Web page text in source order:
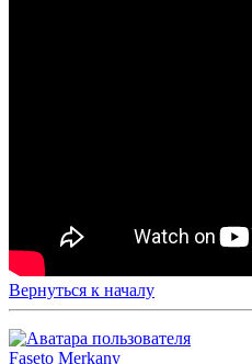
Вернуться к началу
Faseto Merkany